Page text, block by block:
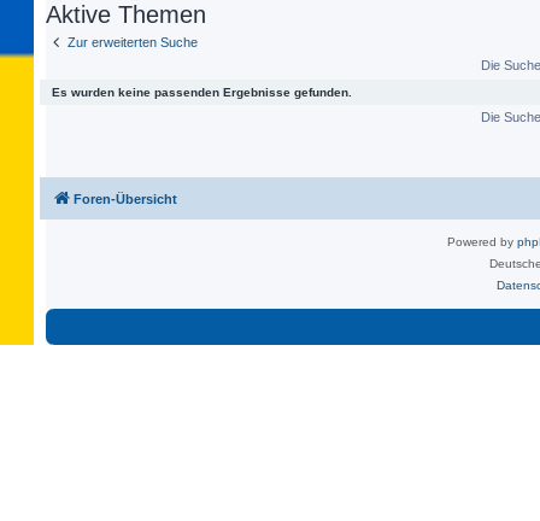
Aktive Themen
Zur erweiterten Suche
Die
Es wurden keine passenden Ergebnisse gefunden.
Die
Foren-Übersicht
Powered by